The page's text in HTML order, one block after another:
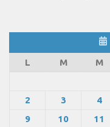
L
M M
2
3 4
9
10 11